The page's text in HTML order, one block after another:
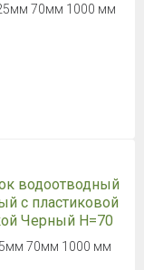
70мм 1000 мм
водоотводный
с пластиковой
Черный H=70
70мм 1000 мм